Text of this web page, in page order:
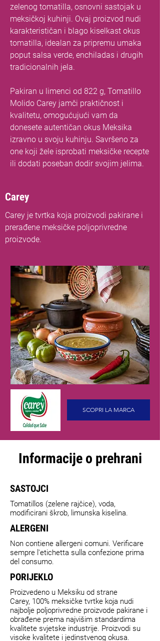
zelenog tomatilla, osnovni sastojak u
meksičkoj kuhinji. Ovaj proizvod nudi
karakterističan i blago kiselkast okus
tomatilla, idealan za pripremu umaka
poput salsa verde, enchiladas i drugih
tradicionalnih jela.
Pakiran u limenci od 822 g, Tomatillo
Molido Carey jamči praktičnost i
kvalitetu, omogućujući vam da
donesete autentičan okus Meksika
izravno u svoju kuhinju. Savršeno za
one koji žele isprobati meksičke recepte
ili dodati poseban dodir svojim jelima.
Carey
Carey je tvrtka koja proizvodi pakirane i
prerađene meksičke poljoprivredne
proizvode.
SCOPRI LA MARCA
Informacije o prehrani
SASTOJCI
Tomatillos (zelene rajčice), voda,
modificirani škrob, limunska kiselina.
ALERGENI
Non contiene allergeni comuni. Verificare
sempre l'etichetta sulla confezione prima
del consumo.
PORIJEKLO
Proizvedeno u Meksiku od strane
Carey, 100% meksičke tvrtke koja nudi
najbolje poljoprivredne proizvode pakirane i
obrađene prema najvišim standardima
kvalitete svjetske industrije. Proizvodi su
visoke kvalitete i jedinstvenog okusa.